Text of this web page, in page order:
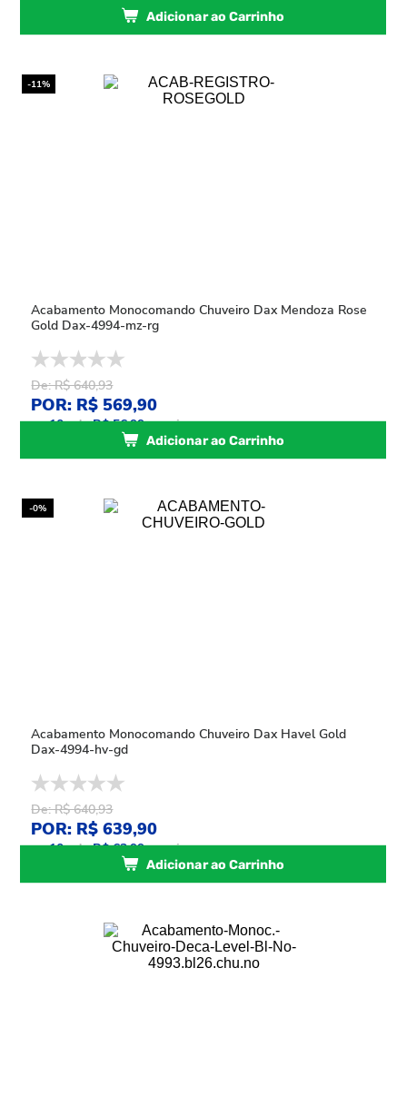
Adicionar ao Carrinho
-11%
Acabamento Monocomando Chuveiro Dax Mendoza Rose
Gold Dax-4994-mz-rg
De: R$ 640,93
POR: R$ 569,90
ou10xdeR$ 56,99sem juros
Adicionar ao Carrinho
-0%
Acabamento Monocomando Chuveiro Dax Havel Gold
Dax-4994-hv-gd
De: R$ 640,93
POR: R$ 639,90
ou10xdeR$ 63,99sem juros
Adicionar ao Carrinho